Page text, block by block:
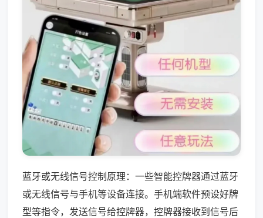
蓝牙或无线信号控制原理：一些智能控牌器通过蓝牙
或无线信号与手机等设备连接。手机端软件预设好牌
型等指令，发送信号给控牌器，控牌器接收到信号后